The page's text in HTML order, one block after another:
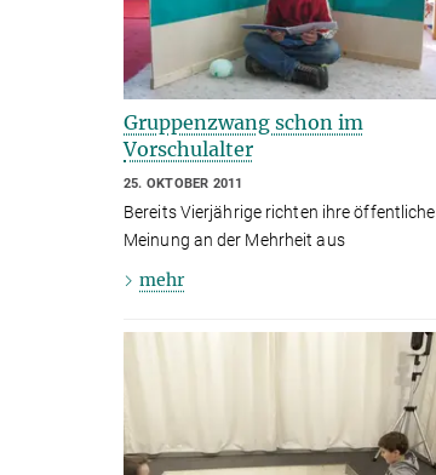
Gruppenzwang schon im
Vorschulalter
25. OKTOBER 2011
Bereits Vierjährige richten ihre öffentliche
Meinung an der Mehrheit aus
mehr